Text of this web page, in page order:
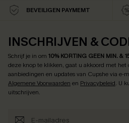
BEVEILIGEN PAYMEMT
INSCHRIJVEN &
Schrijf je in om 10% KORTING GEEN MIN. &
deze knop te klikken, gaat u akkoord met het
aanbiedingen en updates van Cupshe via e-
Algemene Voorwaarden en Privacybeleid. U
uitschrijven.